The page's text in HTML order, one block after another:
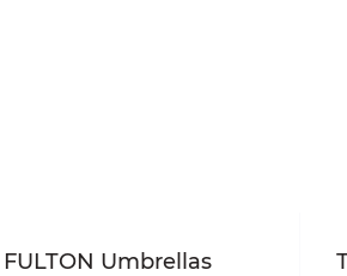
FULTON Umbrellas